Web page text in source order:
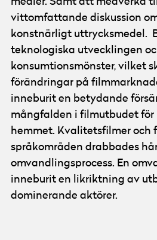
vittomfattande diskussion
konstnärligt uttrycksmedel.
teknologiska utvecklingen
konsumtionsmönster, vilket
förändringar på
inneburit en betydande
mångfalden i filmutbudet för
hemmet. Kvalitetsfilmer och
språkområden drabbades
omvandlingsprocess. En
inneburit en likriktning av
dominerande aktörer.